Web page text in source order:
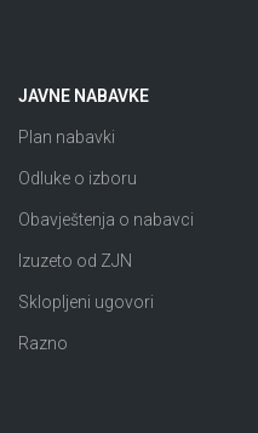
JAVNE NABAVKE
Plan nabavki
Odluke o izboru
Obavještenja o nabavci
Izuzeto od ZJN
Sklopljeni ugovori
Razno